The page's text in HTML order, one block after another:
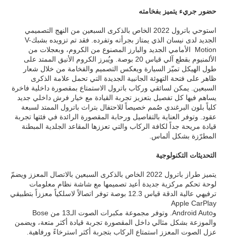
حضور جريء يتميز بفخامته
استوحي باترول 2022 الخاص بالذكرى السبعين من النهج التصميمي
الجديد لدى نيسان الذي يمتاز بجرأته وتفرده. فقد تم تزويده بشبكV-
Motion الأمامي الجديد والبارز المصنوع من الكروم، وبعجلات من
الألمنيوم بقطع آلي قياس 20 بوصة. ويُبرز الكروم الأنيق الممتد على
طول الهيكل تميّز السيارة ويعكس التصميم والفخامة من خلال شعار
ظاهر على فتحة التهوئة الجانبية الجديدة التي تحمل علامة الذكرى
السبعين. يمكن لسائقي وركاب باترول الاستمتاع بمقصورة داخلية فاخرة
يساهم فيها كل تفصيل بتعزيز تجربة القيادة مع خيار فرش داخلي جديد
كلياً بلون البرغندي صُمم خصيصاً للاحتفال بتراث باترول الممتد لسبعة
عقود. وتوفر العناية بالتفاصيل ورحابة المقصورة الرائدة في فئتها تجربة
قيادة مريحة جداً لكافة الركاب والتي تعززها المقاعد الجلدية المبطنة
المطرّزة بشكل ألماس.
التحديثات التكنولوجية
يتميز طراز باترول 2022 الخاص بالذكرى السبعين بالاتصال المعزز ويضمّ
لوحة تحكم مركزية جديدة أعيد تصميمها مع شاشة نظام معلومات
ترفيهي عالية الدقة قياس 12.3 بوصة توفر اتصالاً لاسلكياً معززاً بتطبيقي
Apple CarPlay
وAndroid Auto. وتوفر مجموعة مكبرات الصوت الـ13 من Bose
والموزعة بشكل مثالي داخل المقصورة تجربة قيادة أكثر متعة، ويضمن
عزل الصوت المعزز استمتاع الركاب بتجربة أكثر استرخاءً ورفاهية.